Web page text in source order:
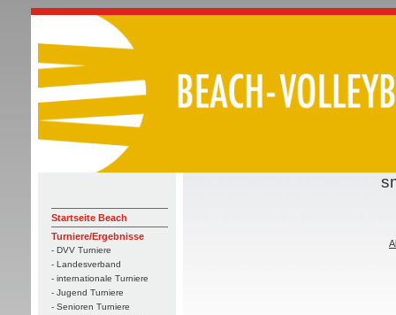
Startseite Beach
Turniere/Ergebnisse
- DVV Turniere
- Landesverband
- internationale Turniere
- Jugend Turniere
- Senioren Turniere